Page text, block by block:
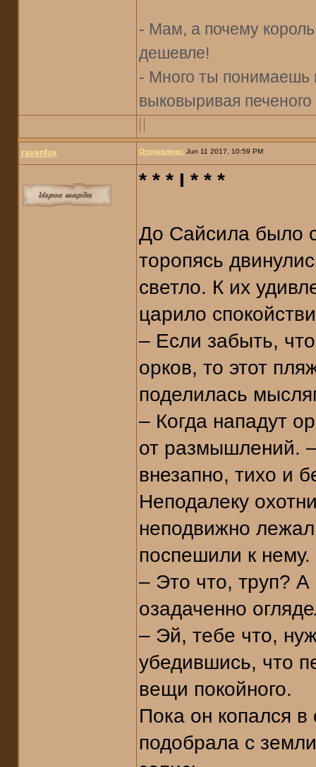
- Мам, а почему
дешевле!
- Много ты понимаешь
выковыривая
ravenfox Отправлено:Jun 11 2017, 10:59 PM
* * * I * * *
До Сайсила было
торопясь
светло. К их
царило
– Если забыть,
орков, то этот
поделилась
– Когда нападут
от размышлений.
внезапно, тихо и
Неподалеку
неподвижно
поспешили к нему.
– Это что, труп?
озадаченно
– Эй, тебе что,
убедившись, что
вещи покойного.
Пока он копался в
подобрала с